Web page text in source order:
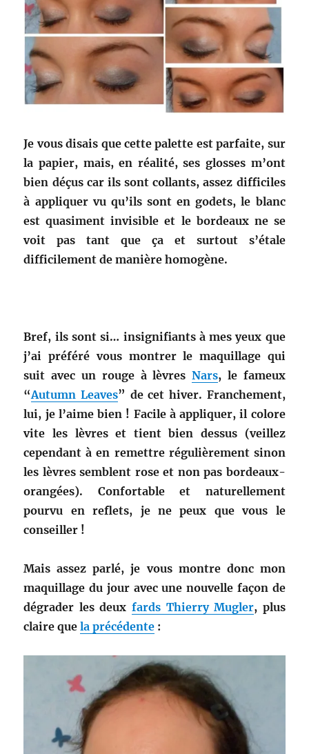
Je vous disais que cette palette est parfaite, sur
la papier, mais, en réalité, ses glosses m’ont
bien déçus car ils sont collants, assez difficiles
à appliquer vu qu’ils sont en godets, le blanc
est quasiment invisible et le bordeaux ne se
voit pas tant que ça et surtout s’étale
difficilement de manière homogène.
Bref, ils sont si… insignifiants à mes yeux que
j’ai préféré vous montrer le maquillage qui
suit avec un rouge à lèvresNars, le fameux
“Autumn Leaves” de cet hiver. Franchement,
lui, je l’aime bien ! Facile à appliquer, il colore
vite les lèvres et tient bien dessus (veillez
cependant à en remettre régulièrement sinon
les lèvres semblent rose et non pas bordeaux-
orangées). Confortable et naturellement
pourvu en reflets, je ne peux que vous le
conseiller !
Mais assez parlé, je vous montre donc mon
maquillage du jour avec une nouvelle façon de
dégrader les deux fards Thierry Mugler, plus
claire quela précédente :